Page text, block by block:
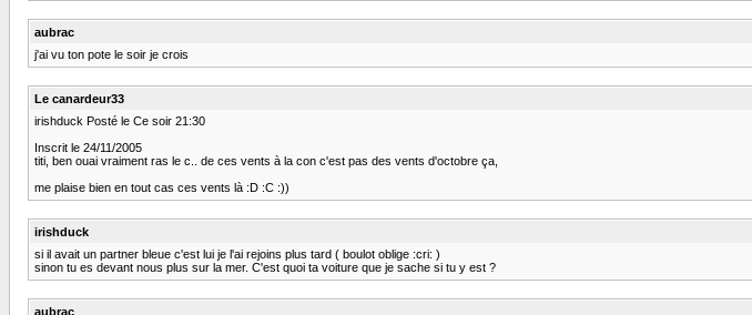
aubrac
j'ai vu ton pote le soir je crois
Le canardeur33
irishduck Posté le Ce soir 21:30
Inscrit le 24/11/2005
titi, ben ouai vraiment ras le c.. de ces vents à la con c'est pas des vents d'octobre ça,
me plaise bien en tout cas ces vents là :D :C :))
irishduck
si il avait un partner bleue c'est lui je l'ai rejoins plus tard ( boulot oblige :cri: )
sinon tu es devant nous plus sur la mer. C'est quoi ta voiture que je sache si tu y est ?
aubrac